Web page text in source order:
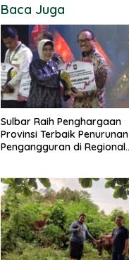
Baca Juga
Sulbar Raih Penghargaan
Provinsi Terbaik Penurunan
Pengangguran di Regional